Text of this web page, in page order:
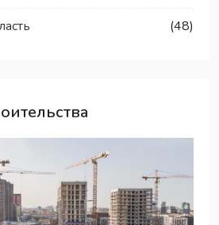
(48)